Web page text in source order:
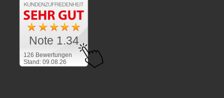
126 Bewertungen
Stand: 09.08.26
Note 1.34